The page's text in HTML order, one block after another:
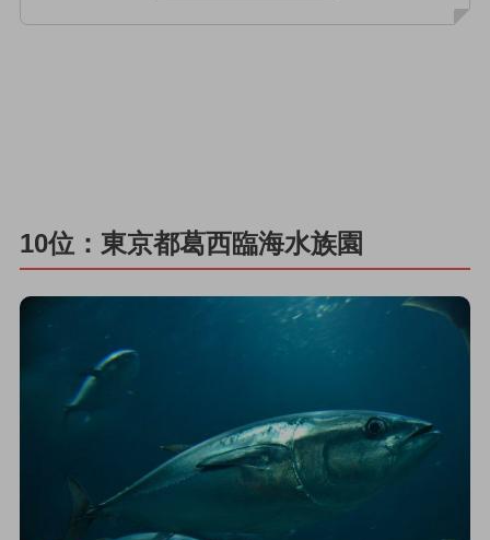
10位：東京都葛西臨海水族園